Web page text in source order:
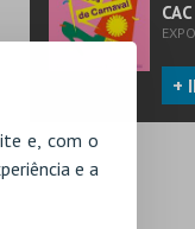
e, com o
e a
CAC
+